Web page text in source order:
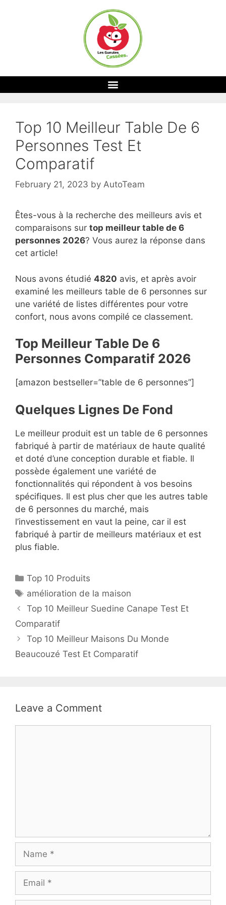
Top 10 Meilleur Table De 6
Personnes Test Et
Comparatif
February 21, 2023 by AutoTeam
Êtes-vous à la recherche des meilleurs avis et
comparaisons sur top meilleur table de 6
personnes 2026? Vous aurez la réponse dans
cet article!
Nous avons étudié 4820 avis, et après avoir
examiné les meilleurs table de 6 personnes sur
une variété de listes différentes pour votre
confort, nous avons compilé ce classement.
Top Meilleur Table De 6
Personnes Comparatif 2026
[amazon bestseller=”table de 6 personnes”]
Quelques Lignes De Fond
Le meilleur produit est un table de 6 personnes
fabriqué à partir de matériaux de haute qualité
et doté d’une conception durable et fiable. Il
possède également une variété de
fonctionnalités qui répondent à vos besoins
spécifiques. Il est plus cher que les autres table
de 6 personnes du marché, mais
l’investissement en vaut la peine, car il est
fabriqué à partir de meilleurs matériaux et est
plus fiable.
Top 10 Produits
amélioration de la maison
Top 10 Meilleur Suedine Canape Test Et
Comparatif
Top 10 Meilleur Maisons Du Monde
Beaucouzé Test Et Comparatif
Leave a Comment